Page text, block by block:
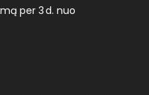
per 3 d. nuo